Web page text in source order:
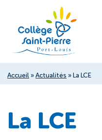
Accueil » Actualités » La LCE
La LCE